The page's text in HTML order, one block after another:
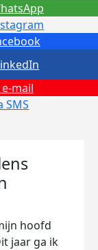
mail
SMS
hoofd
jaar ga ik